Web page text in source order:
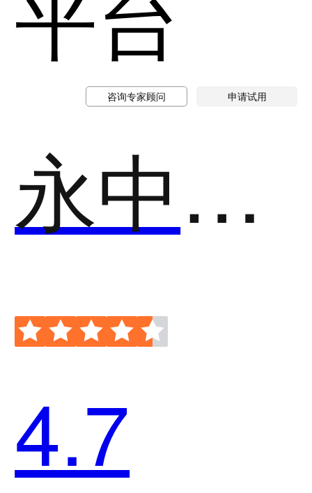
咨询专家顾问 申请试用
永中数字档案管理系统
4.7